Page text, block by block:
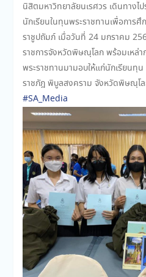
นิสิตมหาวิทยาลัยนเรศวร เดินทางไ
นักเรียนในทุนพระราชทานเพื่อการศึ
ราชูปถัมภ์ เมื่อวันที่ 24 มกราคม
ราชการจังหวัดพิษณุโลก พร้อมเหล่า
พระราชทานมามอบให้แก่นักเรียน
ราชภัฎ พิบูลสงคราม จังหวัดพิษณุโ
#SA_Media